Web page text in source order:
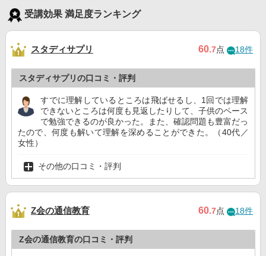
受講効果 満足度ランキング
スタディサプリ 60.7点 18件
スタディサプリの口コミ・評判
すでに理解しているところは飛ばせるし、1回では理解
できないところは何度も見返したりして、子供のペース
で勉強できるのが良かった。また、確認問題も豊富だっ
たので、何度も解いて理解を深めることができた。（40代／
女性）
その他の口コミ・評判
Z会の通信教育 60.7点 18件
Z会の通信教育の口コミ・評判